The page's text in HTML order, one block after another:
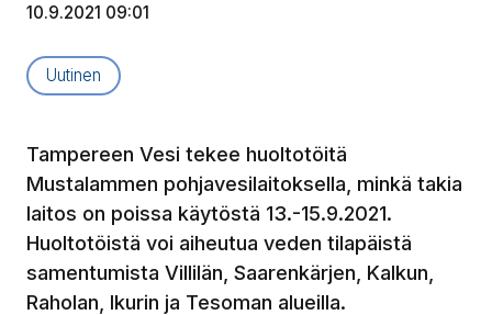
10.9.2021 09:01
Artikkelityyppi:
Uutinen
Tampereen Vesi tekee huoltotöitä
Mustalammen pohjavesilaitoksella, minkä takia
laitos on poissa käytöstä 13.-15.9.2021.
Huoltotöistä voi aiheutua veden tilapäistä
samentumista Villilän, Saarenkärjen, Kalkun,
Raholan, Ikurin ja Tesoman alueilla.